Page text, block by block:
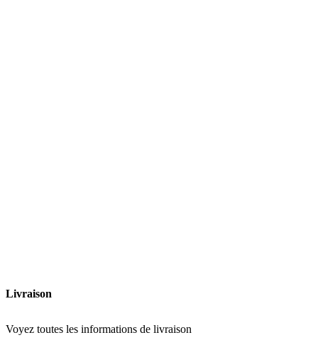
Livraison
Voyez toutes les informations de livraison